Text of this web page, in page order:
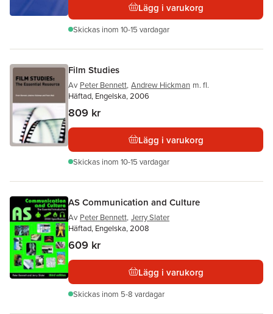
Lägg i varukorg
Skickas inom 10-15 vardagar
Film Studies
Av Peter Bennett, Andrew Hickman m. fl.
Häftad, Engelska, 2006
809 kr
Lägg i varukorg
Skickas inom 10-15 vardagar
AS Communication and Culture
Av Peter Bennett, Jerry Slater
Häftad, Engelska, 2008
609 kr
Lägg i varukorg
Skickas inom 5-8 vardagar